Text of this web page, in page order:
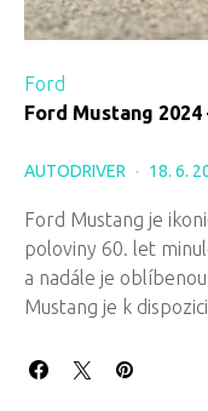
Ford
Ford Mustang
AUTODRIVER 18. 6.
Ford Mustang je
poloviny 60. let
a nadále je
Mustang je k